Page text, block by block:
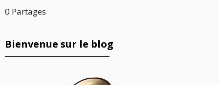
0 Partages
Bienvenue sur le blog